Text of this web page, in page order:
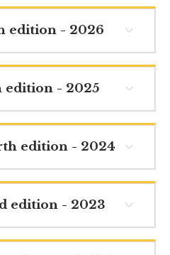
edition - 2026
edition - 2025
edition - 2024
edition - 2023